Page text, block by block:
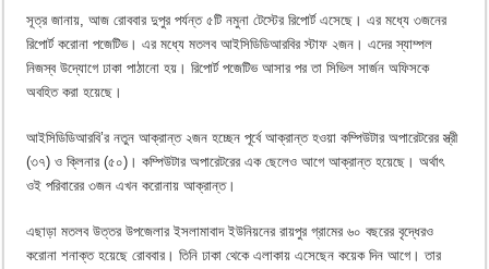
সূত্র জানায়, আজ রোববার দুপুর পর্যন্ত ৫টি নমুনা টেস্টের রিপোর্ট এসেছে। এর মধ্যে ৩জনের
রিপোর্ট করোনা পজেটিভ। এর মধ্যে মতলব আইসিডিডিআরবির স্টাফ ২জন। এদের স্যাম্পল
নিজস্ব উদ্যোগে ঢাকা পাঠানো হয়। রিপোর্ট পজেটিভ আসার পর তা সিভিল সার্জন অফিসকে
অবহিত করা হয়েছে।
আইসিডিডিআরবি’র নতুন আক্রান্ত ২জন হচ্ছেন পূর্বে আক্রান্ত হওয়া কম্পিউটার অপারেটরের স্ত্রী
(৩৭) ও ক্লিনার (৫০)। কম্পিউটার অপারেটরের এক ছেলেও আগে আক্রান্ত হয়েছে। অর্থাৎ
ওই পরিবারের ৩জন এখন করোনায় আক্রান্ত।
এছাড়া মতলব উত্তর উপজেলার ইসলামাবাদ ইউনিয়নের রায়পুর গ্রামের ৬০ বছরের বৃদ্ধেরও
করোনা শনাক্ত হয়েছে রোববার। তিনি ঢাকা থেকে এলাকায় এসেছেন কয়েক দিন আগে। তার